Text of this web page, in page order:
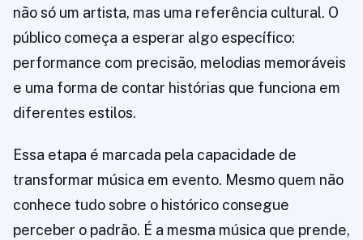
não só um artista, mas uma referência cultural. O
público começa a esperar algo específico:
performance com precisão, melodias memoráveis
e uma forma de contar histórias que funciona em
diferentes estilos.
Essa etapa é marcada pela capacidade de
transformar música em evento. Mesmo quem não
conhece tudo sobre o histórico consegue
perceber o padrão. É a mesma música que prende,